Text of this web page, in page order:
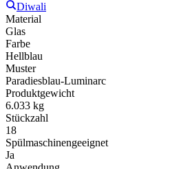
Diwali
Material
Glas
Farbe
Hellblau
Muster
Paradiesblau-Luminarc
Produktgewicht
6.033 kg
Stückzahl
18
Spülmaschinengeeignet
Ja